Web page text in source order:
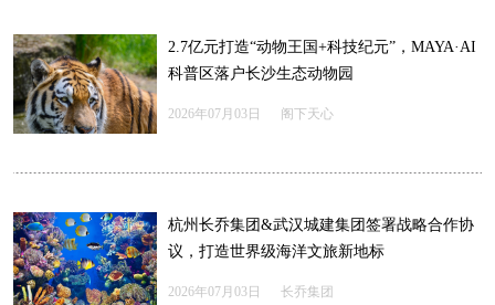
2.7亿元打造“动物王国+科技纪元”，MAYA·AI
科普区落户长沙生态动物园
2026年07月03日 阁下天心
杭州长乔集团&武汉城建集团签署战略合作协
议，打造世界级海洋文旅新地标
2026年07月03日 长乔集团